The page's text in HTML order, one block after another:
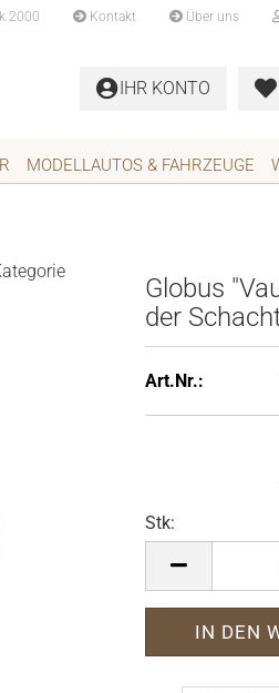
2000 Kontakt Über uns
IHR KONTO
MODELLAUTOS & FAHRZEUGE
Glo­bus
der
Art.Nr.:
Stk: